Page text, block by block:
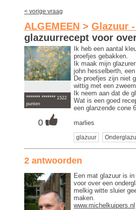
< vorige vraag
ALGEMEEN > Glazuur
glazuurrecept voor
******* ******* 1522
punten
0
Ik heb een aantal
proefjes gebakken.
Ik maak mijn
john hesselberth,
De proefjes zijn niet
wittig met een
Ik neem aan dat de
Wat is een goed
een glanzende cone
marlies
glazuur
2 antwoorden
Een mat glazuur is
voor over een
melkig witte sluier
maken.
www.michelkuipers.nl